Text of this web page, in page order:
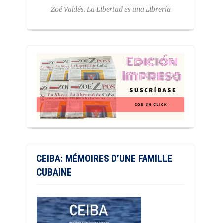
Zoé Valdés. La Libertad es una Librería
CEIBA: MÉMOIRES D’UNE FAMILLE
CUBAINE